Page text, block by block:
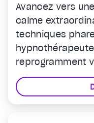
Avancez vers
calme
techniques
reprogramment
corps pour les